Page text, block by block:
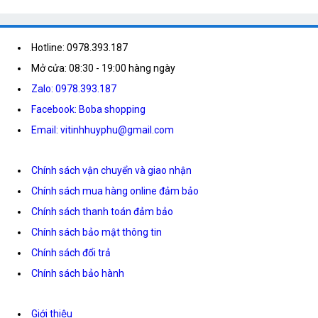
Hotline: 0978.393.187
Mở cửa: 08:30 - 19:00 hàng ngày
Zalo: 0978.393.187
Facebook: Boba shopping
Email: vitinhhuyphu@gmail.com
Chính sách vận chuyển và giao nhận
Chính sách mua hàng online đảm bảo
Chính sách thanh toán đảm bảo
Chính sách bảo mật thông tin
Chính sách đổi trả
Chính sách bảo hành
Giới thiệu